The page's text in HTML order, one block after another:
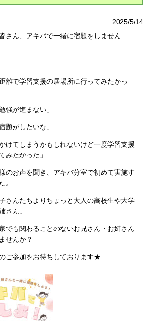
2025/5/14
さん、アキバで一緒に宿題をしません
離で学習支援の居場所に行ってみたかっ
強が進まない」
題がしたいな」
けてしまうかもしれないけど一度学習支援
みたかった」
のお声を聞き、アキバ分室で初めて実施す
。
さんたちよりちょっと大人の高校生や大学
さん。
でも関わることのないお兄さん・お姉さん
せんか？
ご参加をお待ちしております★